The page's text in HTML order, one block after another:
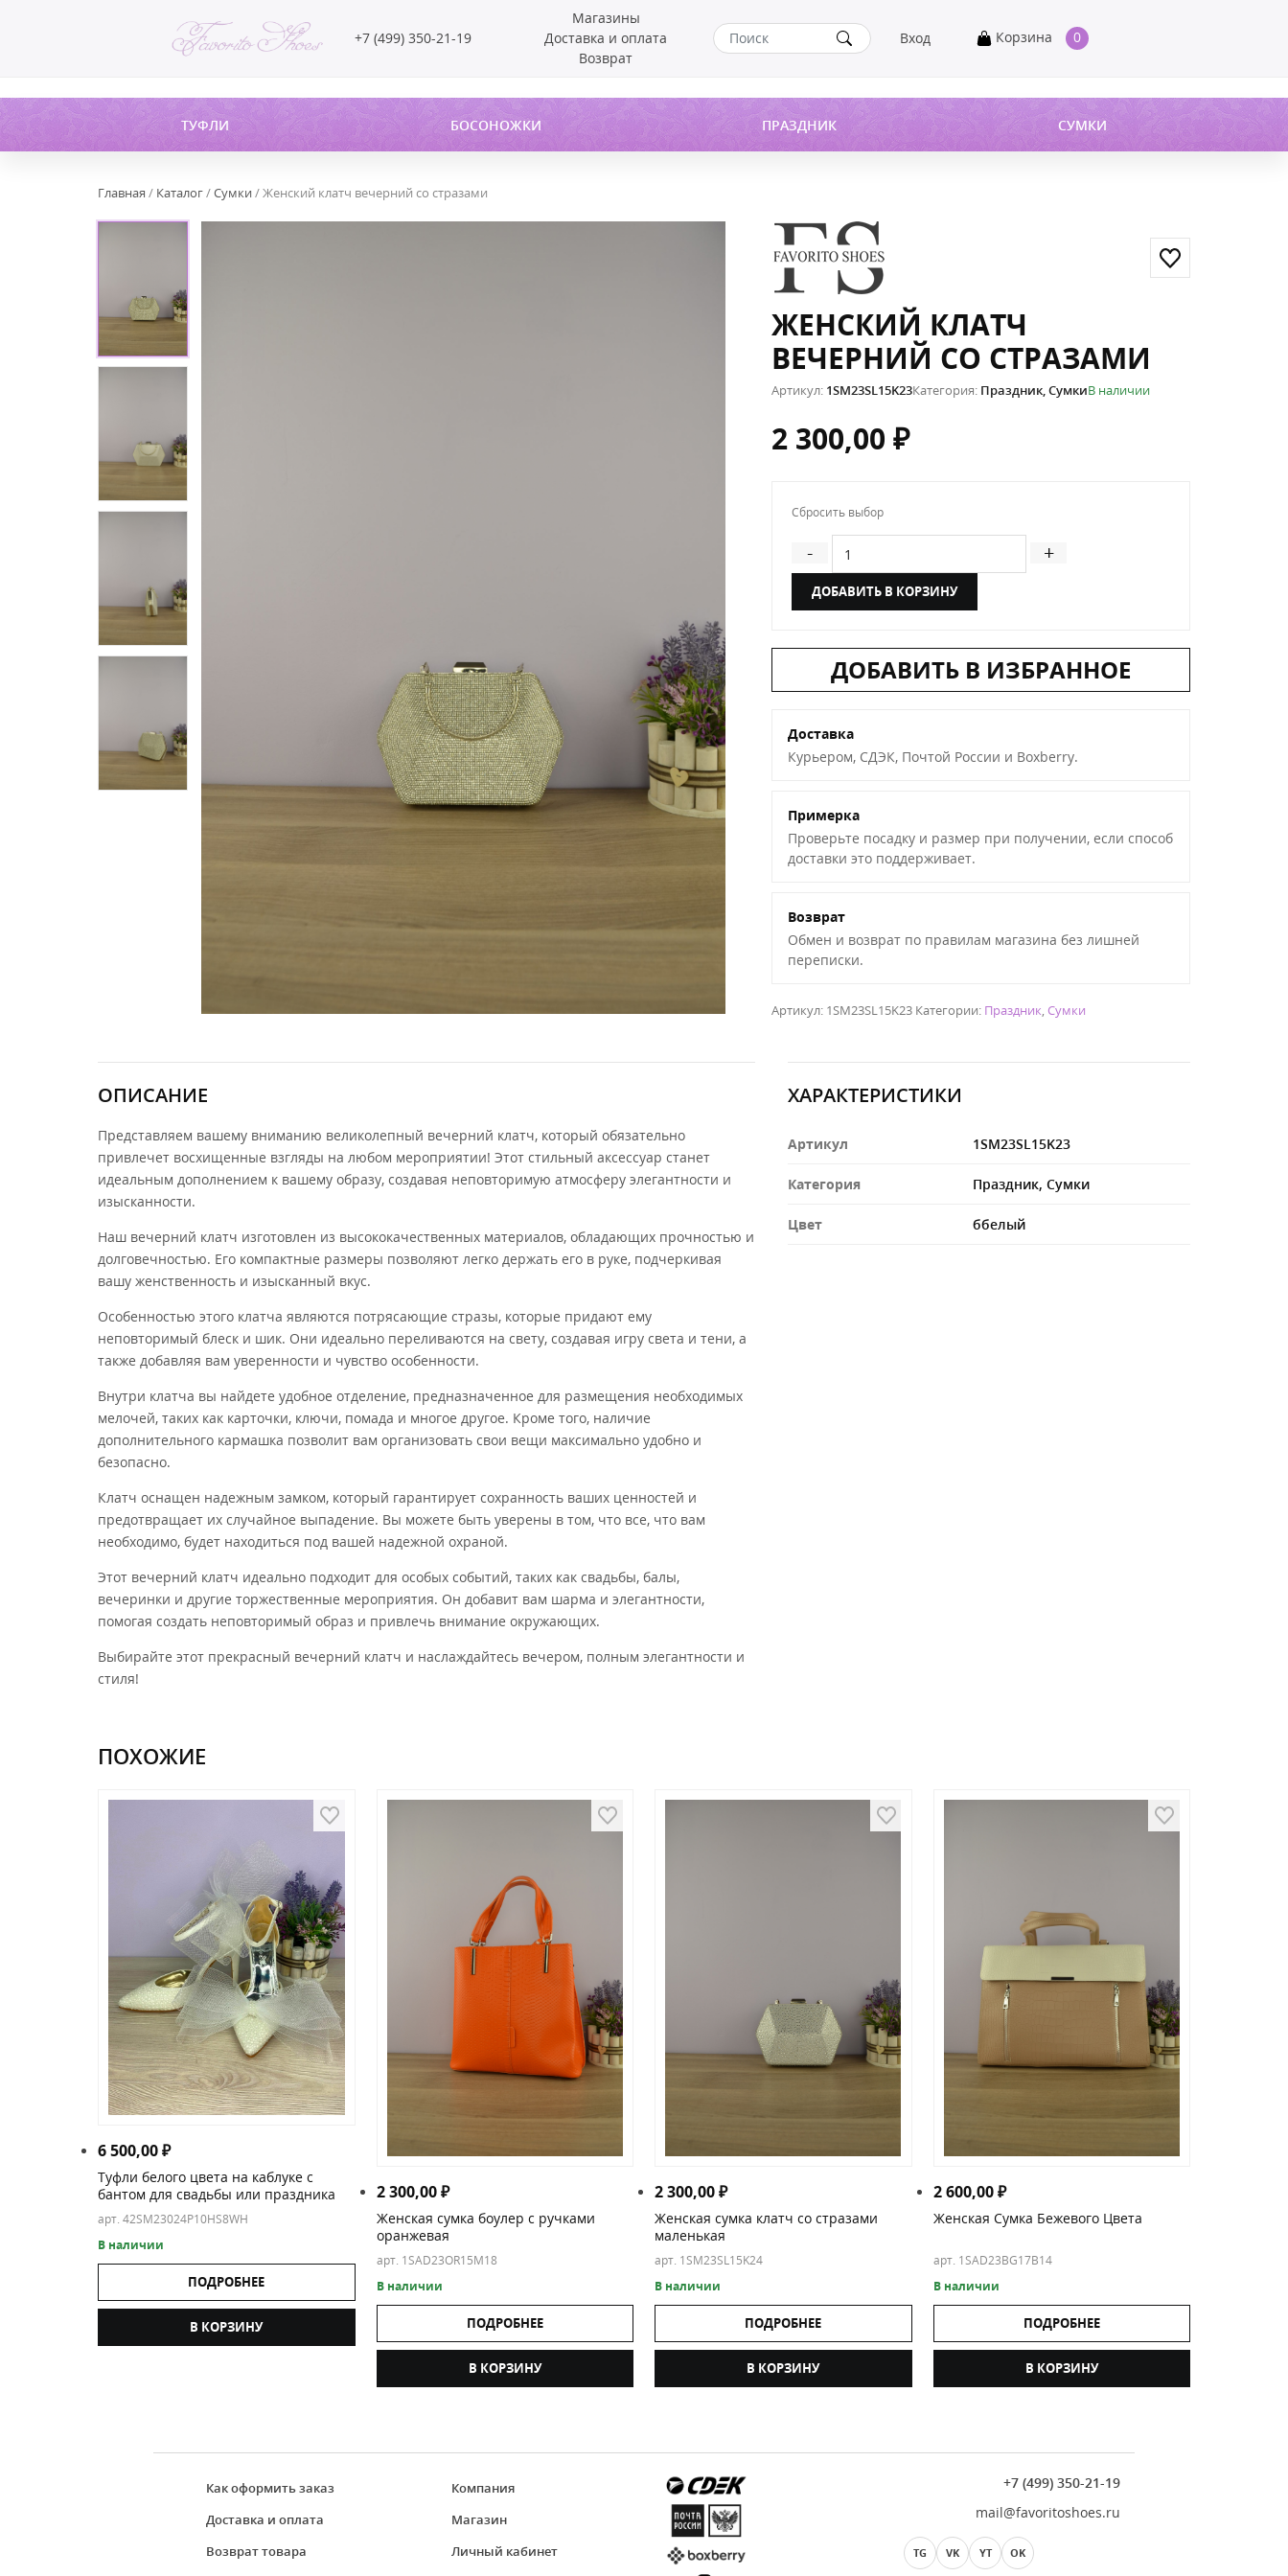
+7 (499) 350-21-19
Магазины
Доставка и оплата
Возврат
Вход Корзина 0
ТУФЛИ БОСОНОЖКИ ПРАЗДНИК СУМКИ
Главная / Каталог/Сумки / Женский клатч вечерний со стразами
ЖЕНСКИЙ КЛАТЧ
ВЕЧЕРНИЙ СО СТРАЗАМИ
Артикул: 1SM23SL15K23Категория: Праздник,СумкиВ наличии
2 300,00₽
Сбросить выбор
- Количество товара Женский клатч вечерний со стразами
+
ДОБАВИТЬ В КОРЗИНУ
ДОБАВИТЬ В ИЗБРАННОЕ
Доставка
Курьером, СДЭК, Почтой России и Boxberry.
Примерка
Проверьте посадку и размер при получении, если способ
доставки это поддерживает.
Возврат
Обмен и возврат по правилам магазина без лишней
переписки.
Артикул: 1SM23SL15K23 Категории: Праздник,Сумки
ОПИСАНИЕ
Представляем вашему вниманию великолепный вечерний клатч, который обязательно
привлечет восхищенные взгляды на любом мероприятии! Этот стильный аксессуар станет
идеальным дополнением к вашему образу, создавая неповторимую атмосферу элегантности и
изысканности.
Наш вечерний клатч изготовлен из высококачественных материалов, обладающих прочностью и
долговечностью. Его компактные размеры позволяют легко держать его в руке, подчеркивая
вашу женственность и изысканный вкус.
Особенностью этого клатча являются потрясающие стразы, которые придают ему
неповторимый блеск и шик. Они идеально переливаются на свету, создавая игру света и тени, а
также добавляя вам уверенности и чувство особенности.
Внутри клатча вы найдете удобное отделение, предназначенное для размещения необходимых
мелочей, таких как карточки, ключи, помада и многое другое. Кроме того, наличие
дополнительного кармашка позволит вам организовать свои вещи максимально удобно и
безопасно.
Клатч оснащен надежным замком, который гарантирует сохранность ваших ценностей и
предотвращает их случайное выпадение. Вы можете быть уверены в том, что все, что вам
необходимо, будет находиться под вашей надежной охраной.
Этот вечерний клатч идеально подходит для особых событий, таких как свадьбы, балы,
вечеринки и другие торжественные мероприятия. Он добавит вам шарма и элегантности,
помогая создать неповторимый образ и привлечь внимание окружающих.
Выбирайте этот прекрасный вечерний клатч и наслаждайтесь вечером, полным элегантности и
стиля!
ХАРАКТЕРИСТИКИ
Артикул 1SM23SL15K23
Категория Праздник,Сумки
Цвет ббелый
ПОХОЖИЕ
6 500,00₽
Туфли белого цвета на каблуке с
бантом для свадьбы или праздника
арт. 42SM23024P10HS8WH
В наличии
ПОДРОБНЕЕ
В КОРЗИНУ
2 300,00₽
Женская сумка боулер с ручками
оранжевая
арт. 1SAD23OR15M18
В наличии
ПОДРОБНЕЕ
В КОРЗИНУ
2 300,00₽
Женская сумка клатч со стразами
маленькая
арт. 1SM23SL15K24
В наличии
ПОДРОБНЕЕ
В КОРЗИНУ
2 600,00₽
Женская Сумка Бежевого Цвета
арт. 1SAD23BG17B14
В наличии
ПОДРОБНЕЕ
В КОРЗИНУ
Как оформить заказ
Доставка и оплата
Возврат товара
Компания
Магазин
Личный кабинет
+7 (499) 350-21-19
mail@favoritoshoes.ru
TG VK YT OK